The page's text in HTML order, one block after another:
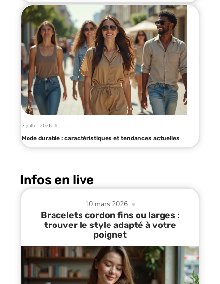
7 juillet 2026
Mode durable : caractéristiques et tendances actuelles
Infos en live
10 mars 2026
Bracelets cordon fins ou larges :
trouver le style adapté à votre
poignet